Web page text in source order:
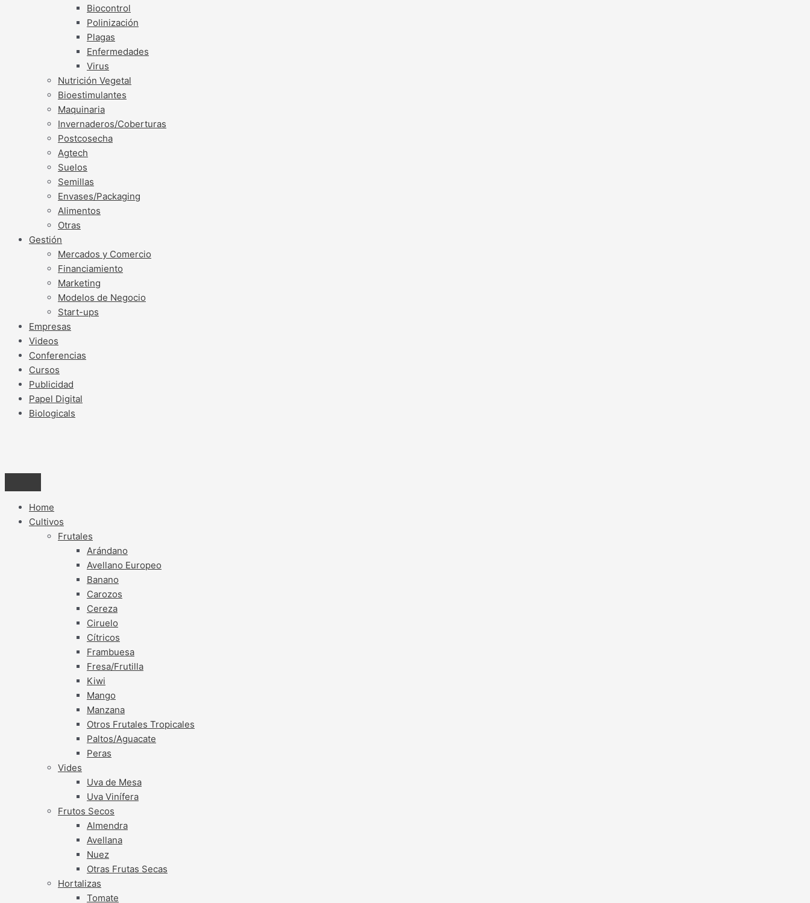
Biocontrol
Polinización
Plagas
Enfermedades
Virus
Nutrición Vegetal
Bioestimulantes
Maquinaria
Invernaderos/Coberturas
Postcosecha
Agtech
Suelos
Semillas
Envases/Packaging
Alimentos
Otras
Gestión
Mercados y Comercio
Financiamiento
Marketing
Modelos de Negocio
Start-ups
Empresas
Videos
Conferencias
Cursos
Publicidad
Papel Digital
Biologicals
Home
Cultivos
Frutales
Arándano
Avellano Europeo
Banano
Carozos
Cereza
Ciruelo
Cítricos
Frambuesa
Fresa/Frutilla
Kiwi
Mango
Manzana
Otros Frutales Tropicales
Paltos/Aguacate
Peras
Vides
Uva de Mesa
Uva Vinífera
Frutos Secos
Almendra
Avellana
Nuez
Otras Frutas Secas
Hortalizas
Tomate